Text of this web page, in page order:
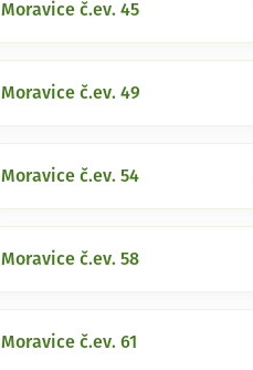
Moravice č.ev. 45
Moravice č.ev. 49
Moravice č.ev. 54
Moravice č.ev. 58
Moravice č.ev. 61